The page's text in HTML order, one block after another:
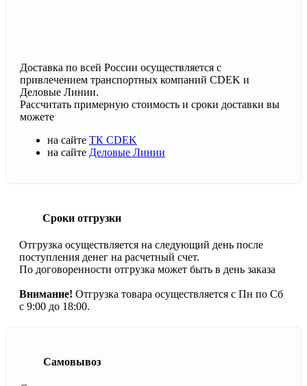
Доставка по всей России осуществляется с
привлечением транспортных компаний CDEK и
Деловые Линии.
Рассчитать примерную стоимость и сроки доставки вы
можете
на сайте ТК CDEK
на сайте Деловые Линии
Сроки отгрузки
Отгрузка осуществляется на следующий день после
поступления денег на расчетный счет.
По договоренности отгрузка может быть в день заказа
Внимание! Отгрузка товара осуществляется с Пн по Сб
с 9:00 до 18:00.
Самовывоз